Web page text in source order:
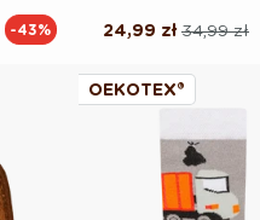
-43%
Cena
34,99 zł
Cena
24,99 zł
OEKOTEX®